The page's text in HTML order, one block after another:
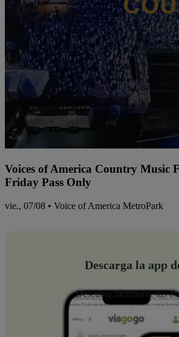
Voices of America Country Music
Friday Pass Only
vie., 07/08 • Voice of America MetroPark
Descarga la app
Descubre fácilmente tus